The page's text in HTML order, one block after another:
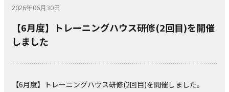
2026年06月30日
【6月度】トレーニングハウス研修(2回目)を開催
しました
【6月度】トレーニングハウス研修(2回目)を開催しました。